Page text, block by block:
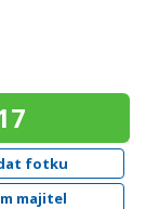
fotku
majitel